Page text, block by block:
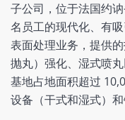
子公司，位于法国约
名员工的现代化、有
表面处理业务，提供
抛丸）强化、湿式喷
基地占地面积超过
设备（干式和湿式）